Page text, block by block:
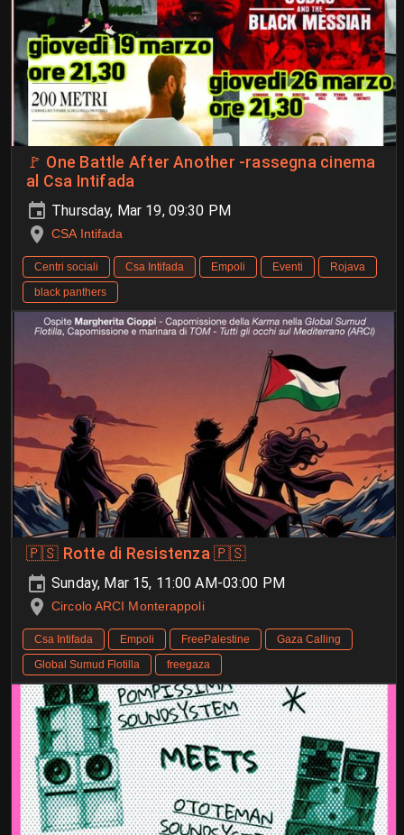
🚩 One Battle After Another -rassegna cinema
al Csa Intifada
Thursday, Mar 19, 09:30 PM
CSA Intifada
Centri sociali Csa Intifada Empoli Eventi
Rojava
black panthers
🇵🇸 Rotte di Resistenza 🇵🇸
Sunday, Mar 15, 11:00 AM-03:00 PM
Circolo ARCI Monterappoli
Csa Intifada Empoli FreePalestine
Gaza Calling
Global Sumud Flotilla
freegaza